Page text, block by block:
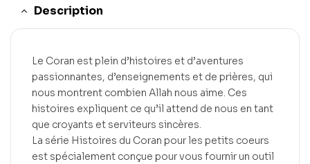
Description
Le Coran est plein d’histoires et d’aventures
passionnantes, d’enseignements et de prières, qui
nous montrent combien Allah nous aime. Ces
histoires expliquent ce qu’il attend de nous en tant
que croyants et serviteurs sincères.
La série Histoires du Coran pour les petits coeurs
est spécialement conçue pour vous fournir un outil